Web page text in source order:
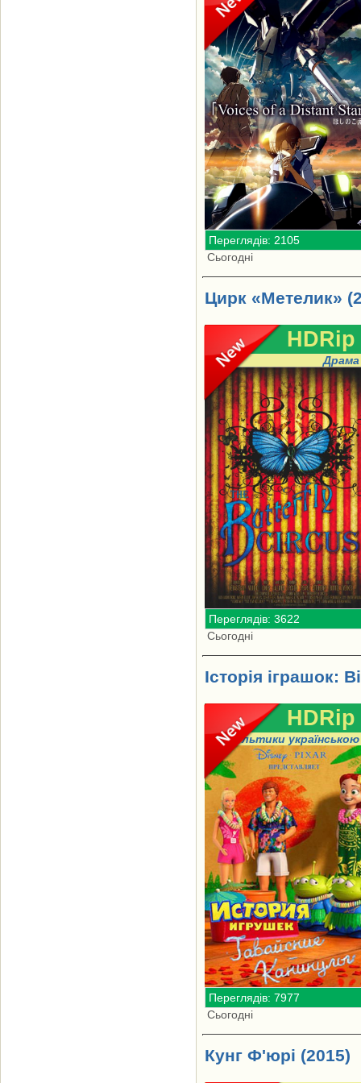
Переглядів: 2105
Сьогодні
Цирк «Метелик»
HDRip
Драма
Переглядів: 3622
Сьогодні
Історія іграшок:
HDRip
Мультики українською
Переглядів: 7977
Сьогодні
Кунг Ф'юрі (2015)